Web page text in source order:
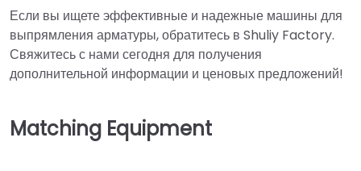
Если вы ищете эффективные и надежные машины для
выпрямления арматуры, обратитесь в Shuliy Factory.
Свяжитесь с нами сегодня для получения
дополнительной информации и ценовых предложений!